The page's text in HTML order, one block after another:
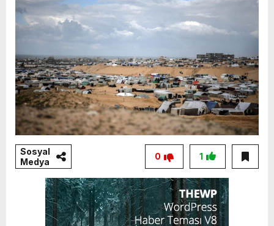
Sosyal
Medya
1
0